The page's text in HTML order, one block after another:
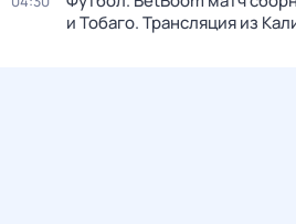
и Тобаго. Трансляция из